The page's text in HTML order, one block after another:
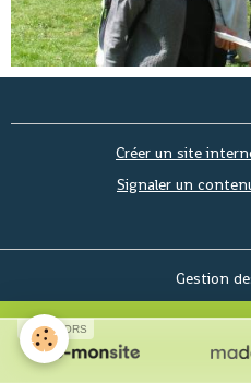
Créer un site
Signaler un
Gestion
SPONSORS